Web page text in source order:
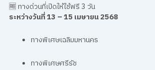
🆓 ทางด่วนที่เปิดให้ใช้ฟรี 3 วัน
ระหว่างวันที่ 13 – 15 เมษายน 2568
ทางพิเศษเฉลิมมหานคร
ทางพิเศษศรีรัช